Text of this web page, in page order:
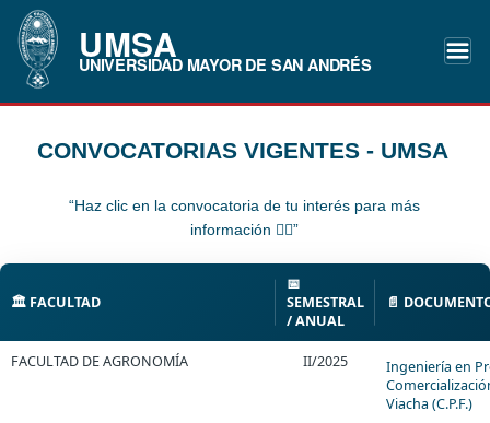
UMSA
UNIVERSIDAD MAYOR DE SAN ANDRÉS
CONVOCATORIAS VIGENTES - UMSA
“Haz clic en la convocatoria de tu interés para más
información 👇🏻”
🏛️ FACULTAD
📅
SEMESTRAL
/ ANUAL
📄
FACULTAD DE AGRONOMÍA II/2025
Ingeniería en
Viacha (C.P.F.)